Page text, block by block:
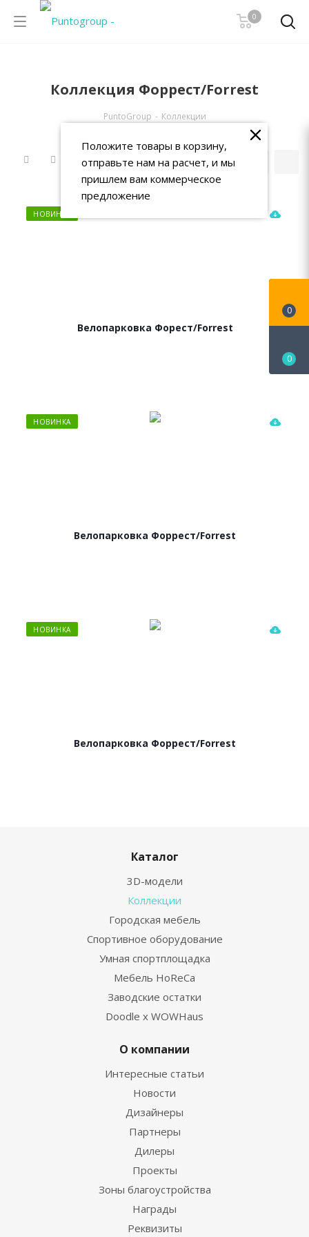
0
Коллекция Форрест/Forrest
PuntoGroup - Коллекции
НОВИНКА
Велопарковка Форест/Forrest
НОВИНКА
Велопарковка Форрест/Forrest
НОВИНКА
Велопарковка Форрест/Forrest
Каталог
3D-модели
Коллекции
Городская мебель
Спортивное оборудование
Умная спортплощадка
Мебель HoReCa
Заводские остатки
Doodle x WOWHaus
О компании
Интересные статьи
Новости
Дизайнеры
Партнеры
Дилеры
Проекты
Зоны благоустройства
Награды
Реквизиты
0
0
Положите товары в корзину,
отправьте нам на расчет, и мы
пришлем вам коммерческое
предложение